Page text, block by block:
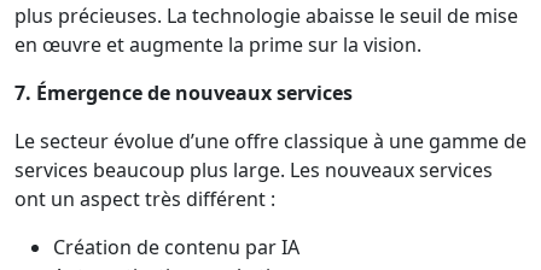
plus précieuses. La technologie abaisse le seuil de mise
en œuvre et augmente la prime sur la vision.
7. Émergence de nouveaux services
Le secteur évolue d’une offre classique à une gamme de
services beaucoup plus large. Les nouveaux services
ont un aspect très différent :
Création de contenu par IA